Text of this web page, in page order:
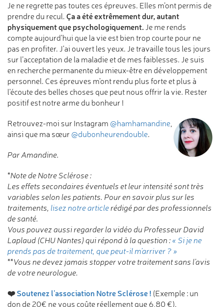
Je ne regrette pas toutes ces épreuves. Elles m’ont permis de
prendre du recul. Ça a été extrêmement dur, autant
physiquement que psychologiquement. Je me rends
compte aujourd’hui que la vie est bien trop courte pour ne
pas en profiter. J’ai ouvert les yeux. Je travaille tous les jours
sur l’acceptation de la maladie et de mes faiblesses. Je suis
en recherche permanente du mieux-être en développement
personnel. Ces épreuves m’ont rendu plus forte et plus à
l'écoute des belles choses que peut nous offrir la vie. Rester
positif est notre arme du bonheur !
Retrouvez-moi sur Instagram @hamhamandine,
ainsi que ma sœur @dubonheurendouble.
Par Amandine.
*Note de Notre Sclérose :
Les effets secondaires éventuels et leur intensité sont très
variables selon les patients. Pour en savoir plus sur les
traitements, lisez notre articlerédigé par des professionnels
de santé.
Vous pouvez aussi regarder la vidéo du Professeur David
Laplaud (CHU Nantes) qui répond à la question : « Si je ne
prends pas de traitement, que peut-il m’arriver ? »
**Vous ne devez jamais stopper votre traitement sans l’avis
de votre neurologue.
❤️Soutenez l'association Notre Sclérose ! (Exemple : un
don de 20€ ne vous coûte réellement que 6,80 €).